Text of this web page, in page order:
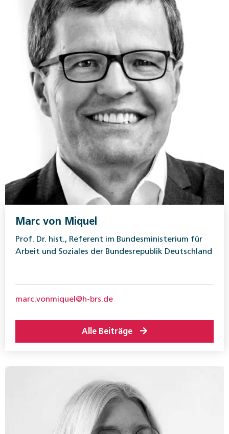
Marc von Miquel
Prof. Dr. hist., Referent im Bundesministerium für
Arbeit und Soziales der Bundesrepublik Deutschland
marc.vonmiquel@h-brs.de
Alle Beiträge